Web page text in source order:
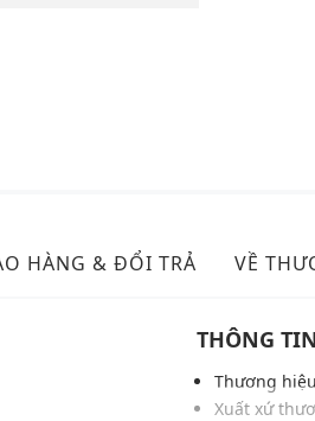
HÀNG & ĐỔI TRẢ VỀ
THÔNG
Thương
Xuất xứ